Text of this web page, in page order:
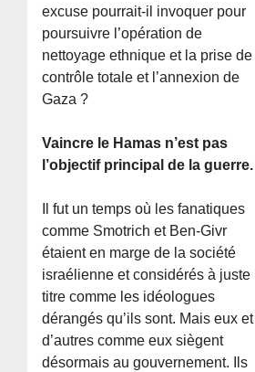
excuse pourrait-il invoquer pour
poursuivre l’opération de
nettoyage ethnique et la prise de
contrôle totale et l’annexion de
Gaza ?
Vaincre le Hamas n’est pas
l’objectif principal de la guerre.
Il fut un temps où les fanatiques
comme Smotrich et Ben-Givr
étaient en marge de la société
israélienne et considérés à juste
titre comme les idéologues
dérangés qu’ils sont. Mais eux et
d’autres comme eux siègent
désormais au gouvernement. Ils